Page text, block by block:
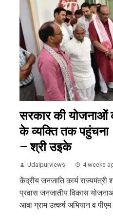
सरकार की योजनाओं
के व्यक्ति तक पहुंचना
– श्री उइके
Udaipurviews 4 weeks
केंद्रीय जनजाति कार्य राज्यमंत्री
प्रवास जनजातीय विकास
आबा ग्राम उत्कर्ष अभियान व